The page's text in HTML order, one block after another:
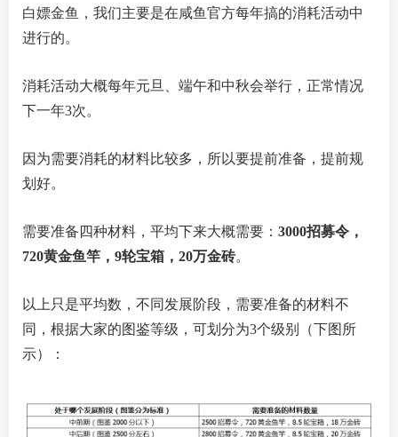
白嫖金鱼，我们主要是在咸鱼官方每年搞的消耗活动中
进行的。
消耗活动大概每年元旦、端午和中秋会举行，正常情况
下一年3次。
因为需要消耗的材料比较多，所以要提前准备，提前规
划好。
需要准备四种材料，平均下来大概需要： 3000招募令，
720黄金鱼竿，9轮宝箱，20万金砖。
以上只是平均数，不同发展阶段，需要准备的材料不
同，根据大家的图鉴等级，可划分为3个级别（下图所
示）：